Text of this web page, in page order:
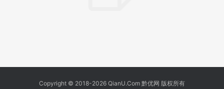
Copyright © 2018-2026 QianU.Com 黔优网 版权所有